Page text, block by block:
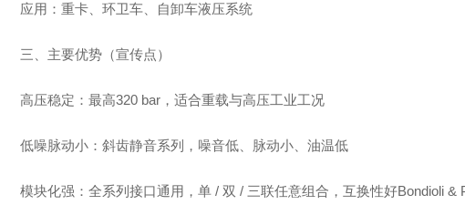
应用：重卡、环卫车、自卸车液压系统
三、主要优势（宣传点）
高压稳定：最高320 bar，适合重载与高压工业工况
低噪脉动小：斜齿静音系列，噪音低、脉动小、油温低
模块化强：全系列接口通用，单 / 双 / 三联任意组合，互换性好Bondioli &